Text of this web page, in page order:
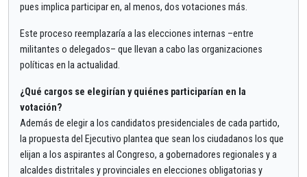
pues implica participar en, al menos, dos votaciones más.
Este proceso reemplazaría a las elecciones internas –entre
militantes o delegados– que llevan a cabo las organizaciones
políticas en la actualidad.
¿Qué cargos se elegirían y quiénes participarían en la
votación?
Además de elegir a los candidatos presidenciales de cada partido,
la propuesta del Ejecutivo plantea que sean los ciudadanos los que
elijan a los aspirantes al Congreso, a gobernadores regionales y a
alcaldes distritales y provinciales en elecciones obligatorias y